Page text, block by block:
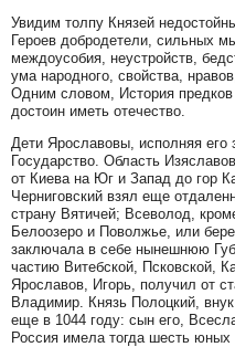
Увидим толпу Князей
Героев добродетели, сильных
междоусобия, неустройств,
ума народного, свойства,
Одним словом, История
достоин иметь отечество.
Дети Ярославовы, исполняя
Государство. Область
от Киева на Юг и Запад до гор
Черниговский взял еще
страну Вятичей; Всеволод,
Белоозеро и Поволжье, или
заключала в себе нынешнюю
частию Витебской, Псковской,
Ярославов, Игорь, получил от
Владимир. Князь Полоцкий,
еще в 1044 году: сын его,
Россия имела тогда шесть юных